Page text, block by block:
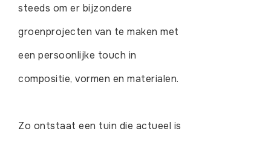
steeds om er bijzondere
groenprojecten van te maken met
een persoonlijke touch in
compositie, vormen en materialen.
Zo ontstaat een tuin die actueel is